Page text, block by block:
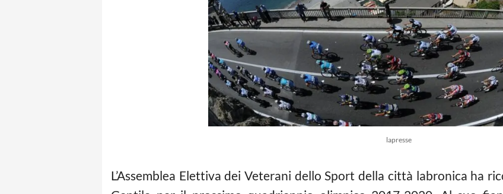
lapresse
L’Assemblea Elettiva dei Veterani dello Sport della città labronica ha